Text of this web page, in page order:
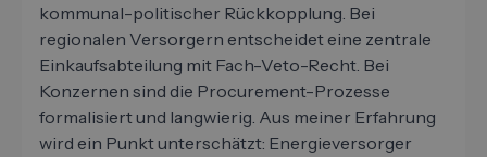
kommunal-politischer Rückkopplung. Bei
regionalen Versorgern entscheidet eine zentrale
Einkaufsabteilung mit Fach-Veto-Recht. Bei
Konzernen sind die Procurement-Prozesse
formalisiert und langwierig. Aus meiner Erfahrung
wird ein Punkt unterschätzt: Energieversorger